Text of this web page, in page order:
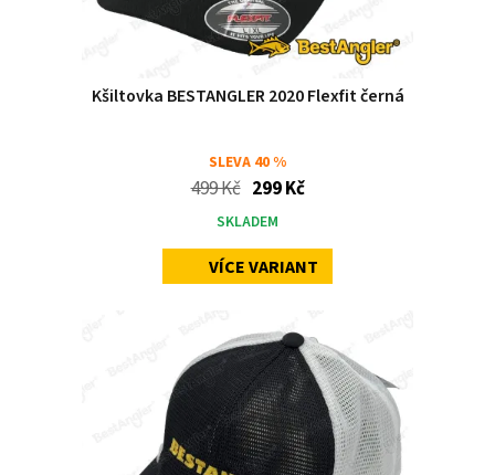
Kšiltovka BESTANGLER 2020 Flexfit černá
SLEVA 40 %
499 Kč 299 Kč
SKLADEM
VÍCE VARIANT